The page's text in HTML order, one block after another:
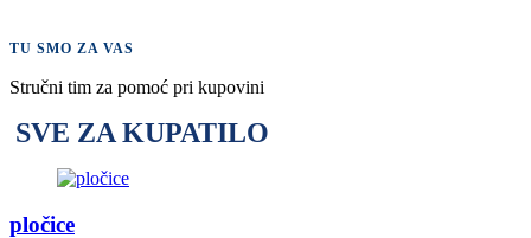
TU SMO ZA VAS
Stručni tim za pomoć pri kupovini
SVE ZA KUPATILO
pločice